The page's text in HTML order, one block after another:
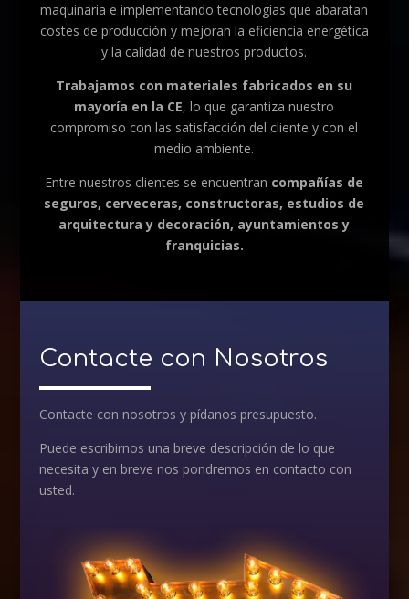
maquinaria e implementando tecnologías que abaratan
costes de producción y mejoran la eficiencia energética
y la calidad de nuestros productos.
Trabajamos con materiales fabricados en su
mayoría en la CE, lo que garantiza nuestro
compromiso con las satisfacción del cliente y con el
medio ambiente.
Entre nuestros clientes se encuentran compañías de
seguros, cerveceras, constructoras, estudios de
arquitectura y decoración, ayuntamientos y
franquicias.
Contacte con Nosotros
Contacte con nosotros y pídanos presupuesto.
Puede escribirnos una breve descripción de lo que
necesita y en breve nos pondremos en contacto con
usted.